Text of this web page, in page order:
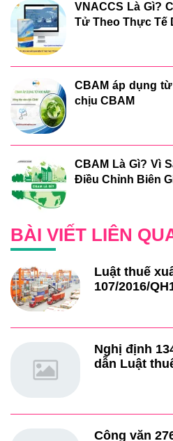
VNACCS Là Gì?
Tử Theo Thực Tế
CBAM áp dụng
chịu CBAM
CBAM Là Gì? Vì
Điều Chỉnh Biên
BÀI VIẾT LIÊN
Luật thuế
107/2016/
Nghị định
dẫn Luật
Công văn